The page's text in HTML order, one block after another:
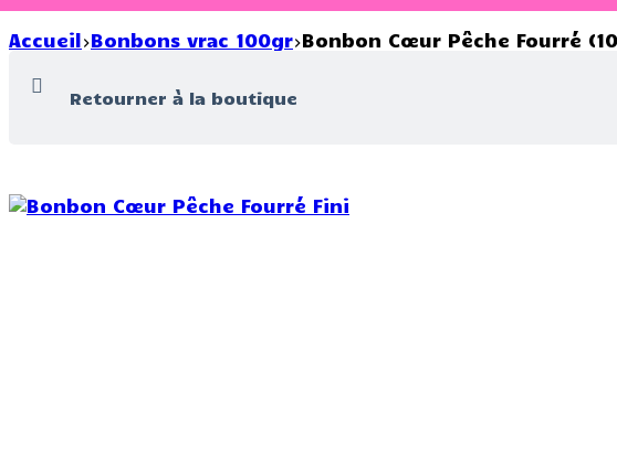
Accueil Bonbons vrac 100gr Bonbon Cœur Pêche Fourré
Retourner à la boutique